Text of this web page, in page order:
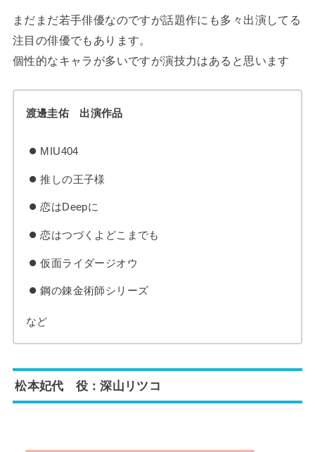
まだまだ若手俳優なのですが話題作にも多々出演してる
注目の俳優でもあります。
個性的なキャラが多いですが演技力はあると思います
渡邊圭佑 出演作品
MIU404
推しの王子様
恋はDeepに
恋はつづくよどこまでも
仮面ライダージオウ
鋼の錬金術師シリーズ
など
松本妃代 役：深山リツコ